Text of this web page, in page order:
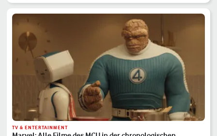
TV & ENTERTAINMENT